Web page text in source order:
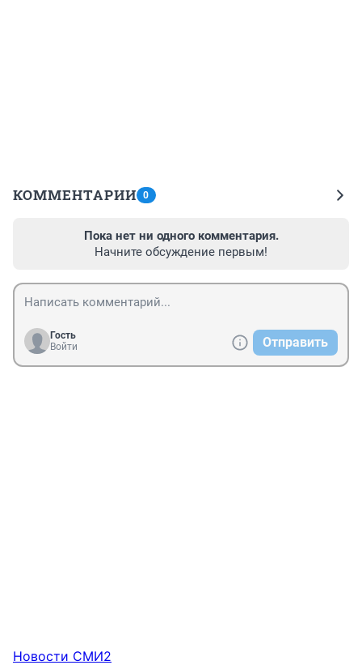
КОММЕНТАРИИ 0
Пока нет ни одного комментария.
Начните обсуждение первым!
Гость
Войти
Отправить
Новости СМИ2